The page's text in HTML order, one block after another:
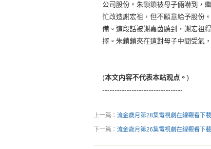
公司股份。朱鎖鎖被母子倆嚇到，
忙改造謝宏祖，但不願意給予股份
備。這段話被謝嘉茵聽到，謝宏祖
擇。朱鎖鎖夾在這對母子中間受氣
(本文内容不代表本站观点。 )
---------------------------------
上一篇： 流金歲月第28集電視劇在線觀看下
下一篇： 流金歲月第26集電視劇在線觀看下